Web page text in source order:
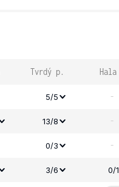
Tvrdý p. Hala
5/5 -
13/8 -
0/3 -
3/6 0/1